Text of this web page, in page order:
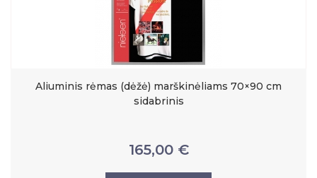
Aliuminis rėmas (dėžė) marškinėliams 70×90 cm
sidabrinis
165,00 €